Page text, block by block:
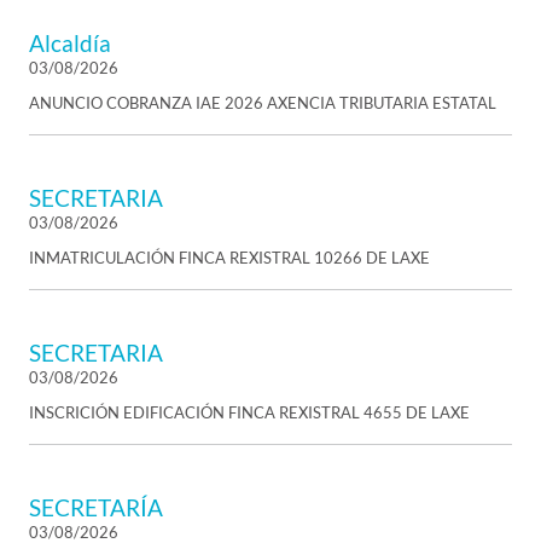
Alcaldía
03/08/2026
ANUNCIO COBRANZA IAE 2026 AXENCIA TRIBUTARIA ESTATAL
SECRETARIA
03/08/2026
INMATRICULACIÓN FINCA REXISTRAL 10266 DE LAXE
SECRETARIA
03/08/2026
INSCRICIÓN EDIFICACIÓN FINCA REXISTRAL 4655 DE LAXE
SECRETARÍA
03/08/2026